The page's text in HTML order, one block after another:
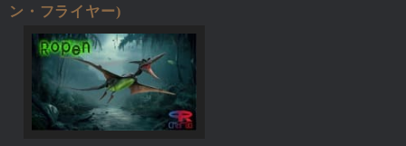
ン・フライヤー)